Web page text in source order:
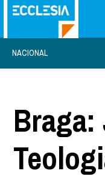
NACIONAL